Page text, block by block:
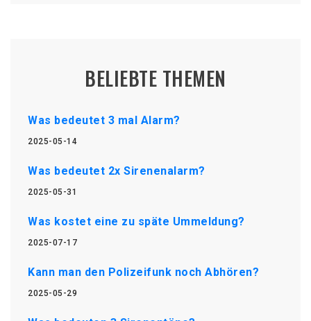
BELIEBTE THEMEN
Was bedeutet 3 mal Alarm?
2025-05-14
Was bedeutet 2x Sirenenalarm?
2025-05-31
Was kostet eine zu späte Ummeldung?
2025-07-17
Kann man den Polizeifunk noch Abhören?
2025-05-29